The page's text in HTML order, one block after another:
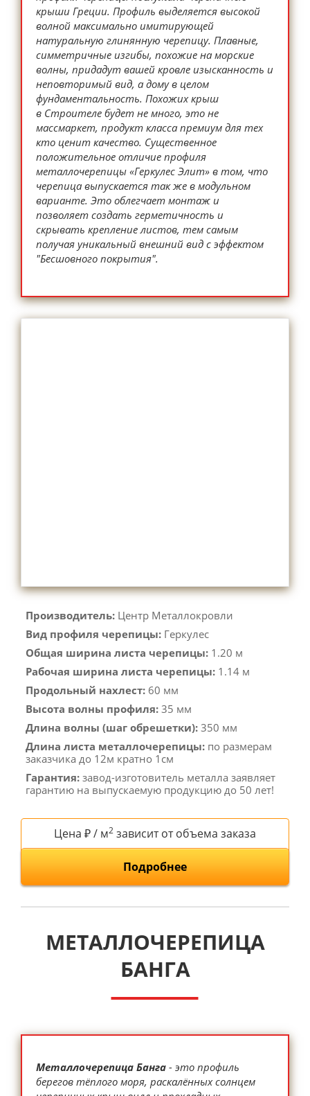
крыши Греции. Профиль выделяется высокой
волной максимально имитирующей
натуральную глинянную черепицу. Плавные,
симметричные изгибы, похожие на морские
волны, придадут вашей кровле изысканность и
неповторимый вид, а дому в целом
фундаментальность. Похожих крыш
в Строителе будет не много, это не
массмаркет, продукт класса премиум для тех
кто ценит качество. Существенное
положительное отличие профиля
металлочерепицы «Геркулес Элит» в том, что
черепица выпускается так же в модульном
варианте. Это облегчает монтаж и
позволяет создать герметичность и
скрывать крепление листов, тем самым
получая уникальный внешний вид с эффектом
"Бесшовного покрытия".
Производитель: Центр Металлокровли
Вид профиля черепицы: Геркулес
Общая ширина листа черепицы: 1.20 м
Рабочая ширина листа черепицы: 1.14 м
Продольный нахлест: 60 мм
Высота волны профиля: 35 мм
Длина волны (шаг обрешетки): 350 мм
Длина листа металлочерепицы: по размерам
заказчика до 12м кратно 1см
Гарантия: завод-изготовитель металла заявляет
гарантию на выпускаемую продукцию до 50 лет!
Цена ₽ / м2 зависит от объема заказа
Подробнее
МЕТАЛЛОЧЕРЕПИЦА
БАНГА
Металлочерепица Банга - это профиль
берегов тёплого моря, раскалённых солнцем